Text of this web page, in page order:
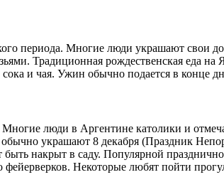
периода. Многие люди украшают
Традиционная рождественская еда
и чая. Ужин обычно подается в конце
Многие люди в Аргентине католики и
украшают 8 декабря (Праздник
накрыт в саду. Популярной
Некоторые любят пойти